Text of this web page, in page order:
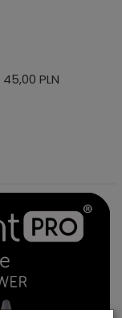
45,00 PLN